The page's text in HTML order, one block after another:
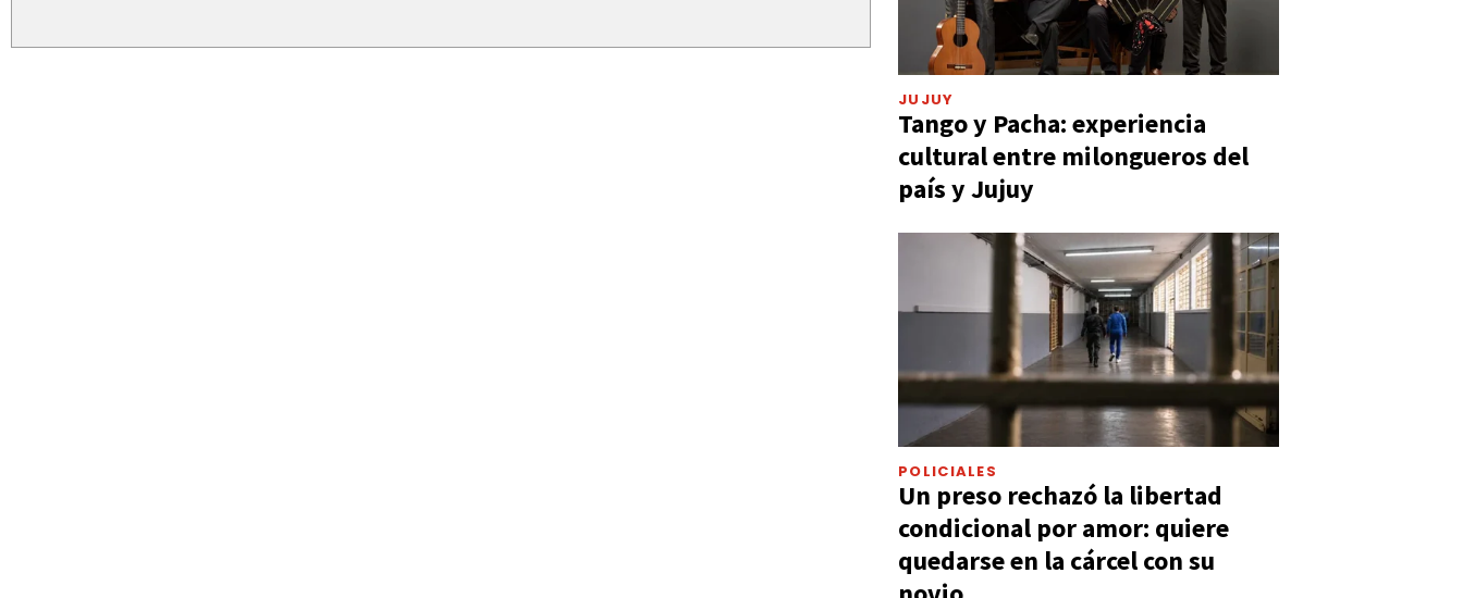
JUJUY
Tango y Pacha: experiencia
cultural entre milongueros del
país y Jujuy
POLICIALES
Un preso rechazó la libertad
condicional por amor: quiere
quedarse en la cárcel con su